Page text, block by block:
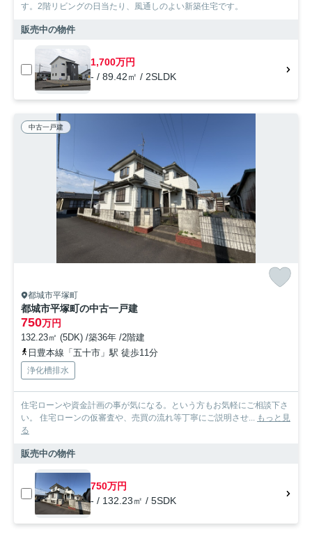
す。2階リビングの日当たり、風通しのよい新築住宅です。
販売中の物件
1,700万円
- / 89.42㎡ / 2SLDK
中古一戸建
都城市平塚町
都城市平塚町の中古一戸建
750万円
132.23㎡ (5DK) /築36年 /2階建
日豊本線「五十市」駅 徒歩11分
浄化槽排水
住宅ローンや資金計画の事が気になる。という方もお気軽にご相談下さ
い。 住宅ローンの仮審査や、売買の流れ等丁寧にご説明させ... もっと見
る
販売中の物件
750万円
- / 132.23㎡ / 5SDK